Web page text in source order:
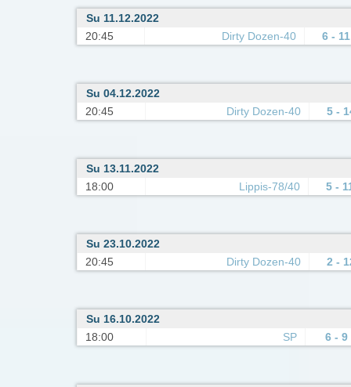
Su 11.12.2022
20:45
Dirty Dozen-40 6 - 11
Su 04.12.2022
20:45
Dirty Dozen-40 5 -
Su 13.11.2022
18:00
Lippis-78/40 5 -
Su 23.10.2022
20:45
Dirty Dozen-40 2 -
Su 16.10.2022
18:00
SP 6 - 9